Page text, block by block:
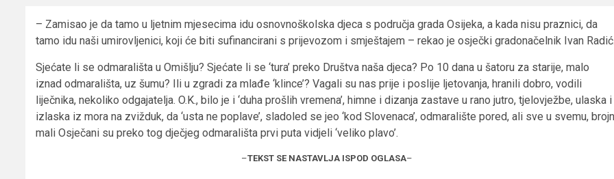
– Zamisao je da tamo u ljetnim mjesecima idu osnovnoškolska djeca s područja grada Osijeka, a kada nisu praznici, da
tamo idu naši umirovljenici, koji će biti sufinancirani s prijevozom i smještajem – rekao je osječki gradonačelnik Ivan
Sjećate li se odmarališta u Omišlju? Sjećate li se ‘tura’ preko Društva naša djeca? Po 10 dana u šatoru za starije, malo
iznad odmarališta, uz šumu? Ili u zgradi za mlađe ‘klince’? Vagali su nas prije i poslije ljetovanja, hranili dobro, vodili
liječnika, nekoliko odgajatelja. O.K., bilo je i ‘duha prošlih vremena’, himne i dizanja zastave u rano jutro, tjelovježbe, ulaska i
izlaska iz mora na zvižduk, da ‘usta ne poplave’, sladoled se jeo ‘kod Slovenaca’, odmaralište pored, ali sve u svemu,
mali Osječani su preko tog dječjeg odmarališta prvi puta vidjeli ‘veliko plavo’.
–TEKST SE NASTAVLJA ISPOD OGLASA–